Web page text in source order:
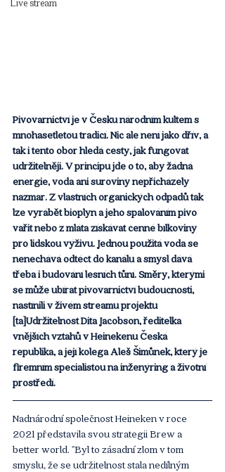
Live stream
Pivovarnictví je v Česku národním kultem s
mnohasetletou tradicí. Nic ale není jako dřív, a
tak i tento obor hledá cesty, jak fungovat
udržitelněji. V principu jde o to, aby žádná
energie, voda ani suroviny nepřicházely
nazmar. Z vlastních organických odpadů tak
lze vyrábět bioplyn a jeho spalováním pivo
vařit nebo z mláta získávat cenné bílkoviny
pro lidskou výživu. Jednou použitá voda se
nenechává odtéct do kanálu a smysl dává
třeba i budování lesních tůní. Směry, kterými
se může ubírat pivovarnictví budoucnosti,
nastínili v živém streamu projektu
[ta]Udržitelnost Dita Jacobson, ředitelka
vnějších vztahů v Heinekenu Česká
republika, a její kolega Aleš Šimůnek, který je
firemním specialistou na inženýring a životní
prostředí.
Nadnárodní společnost Heineken v roce
2021 představila svou strategii Brew a
better world. "Byl to zásadní zlom v tom
smyslu, že se udržitelnost stala nedílným